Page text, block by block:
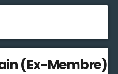
(Ex-Membre)